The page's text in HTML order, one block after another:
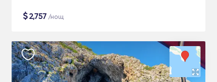
$2,757 /нощ